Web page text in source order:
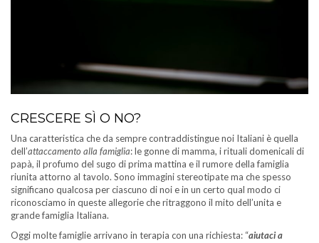
CRESCERE SÌ O NO?
Una caratteristica che da sempre contraddistingue noi Italiani è quella
dell’attaccamento alla famiglia: le gonne di mamma, i rituali domenicali di
papà, il profumo del sugo di prima mattina e il rumore della famiglia
riunita attorno al tavolo. Sono immagini stereotipate ma che spesso
significano qualcosa per ciascuno di noi e in un certo qual modo ci
riconosciamo in queste allegorie che ritraggono il mito dell’unita e
grande famiglia Italiana.
Oggi molte famiglie arrivano in terapia con una richiesta: “aiutaci a